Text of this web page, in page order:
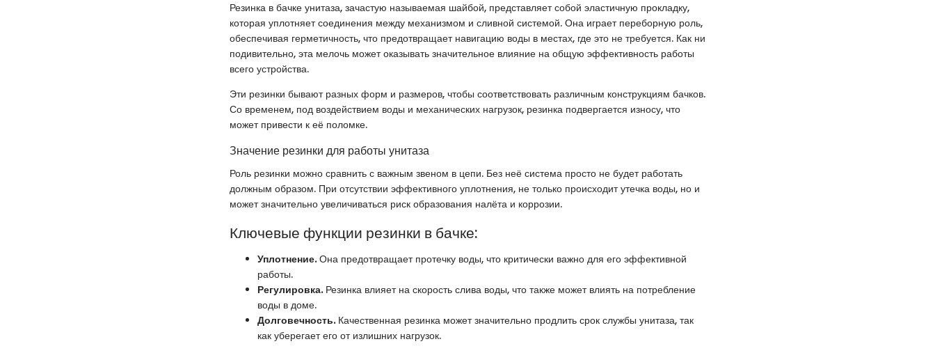
Резинка в бачке унитаза, зачастую называемая шайбой, представляет собой эластичную прокладку,
которая уплотняет соединения между механизмом и сливной системой. Она играет переборную роль,
обеспечивая герметичность, что предотвращает навигацию воды в местах, где это не требуется. Как ни
подивительно, эта мелочь может оказывать значительное влияние на общую эффективность работы
всего устройства.
Эти резинки бывают разных форм и размеров, чтобы соответствовать различным конструкциям бачков.
Со временем, под воздействием воды и механических нагрузок, резинка подвергается износу, что
может привести к её поломке.
Значение резинки для работы унитаза
Роль резинки можно сравнить с важным звеном в цепи. Без неё система просто не будет работать
должным образом. При отсутствии эффективного уплотнения, не только происходит утечка воды, но и
может значительно увеличиваться риск образования налёта и коррозии.
Ключевые функции резинки в бачке:
Уплотнение.Она предотвращает протечку воды, что критически важно для его эффективной
работы.
Регулировка.Резинка влияет на скорость слива воды, что также может влиять на потребление
воды в доме.
Долговечность.Качественная резинка может значительно продлить срок службы унитаза, так
как уберегает его от излишних нагрузок.